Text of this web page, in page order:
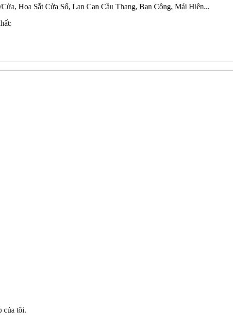
Hoa Sắt Cửa Sổ, Lan Can Cầu Thang, Ban Công, Mái Hiên...
của tôi.